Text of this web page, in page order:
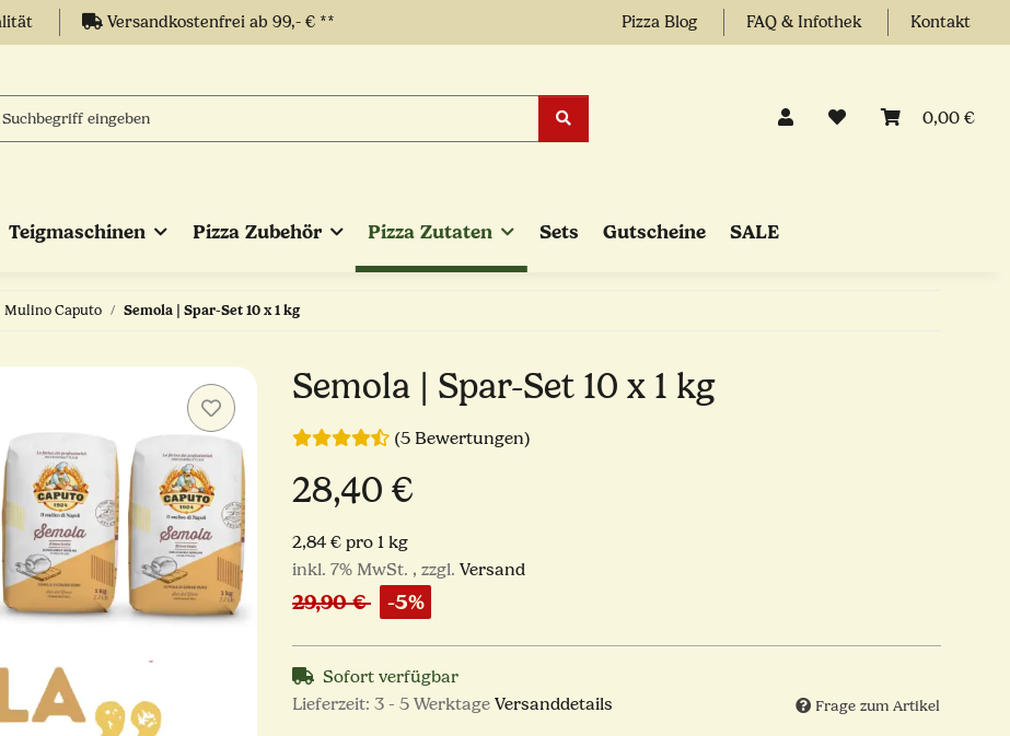
Versandkostenfrei ab 99,- € ** Pizza Blog FAQ & Infothek Kontakt
0,00 €
Teigmaschinen Pizza Zubehör Pizza Zutaten Sets Gutscheine SALE
Mulino Caputo Semola | Spar-Set 10 x 1 kg
Semola | Spar-Set 10 x 1 kg
(5 Bewertungen)
28,40 €
2,84 € pro 1 kg
inkl. 7% MwSt. , zzgl. Versand
29,90 € -5%
Sofort verfügbar
Lieferzeit: 3 - 5 Werktage Versanddetails Frage zum Artikel